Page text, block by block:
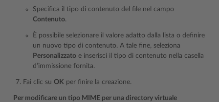
Specifica il tipo di contenuto del file nel campo
Contenuto.
È possibile selezionare il valore adatto dalla lista o definire
un nuovo tipo di contenuto. A tale fine, seleziona
Personalizzato e inserisci il tipo di contenuto nella casella
d’immissione fornita.
Fai clic su OK per finire la creazione.
Per modificare un tipo MIME per una directory virtuale